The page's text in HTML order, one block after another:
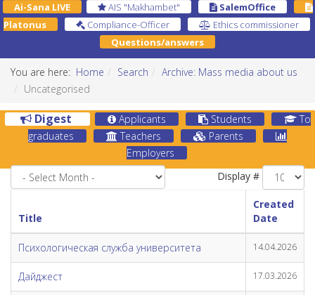
Ai-Sana LIVE AIS "Makhambet"
SalemOffice
Platonus
Compliance-Officer
Ethics commissioner
Questions/answers
You are here: Home Search
Archive: Mass media about us
Uncategorised
Digest Applicants Students
To
graduates
Teachers
Parents
Employers
Display #
Title
Created
Date
Психологическая служба университета 14.04.2026
Дайджест 17.03.2026